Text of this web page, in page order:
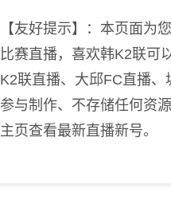
【友好提示】：本页面为
比赛直播，喜欢韩K2联可
K2联直播、大邱FC直播
参与制作、不存储任何资
主页查看最新直播新号。